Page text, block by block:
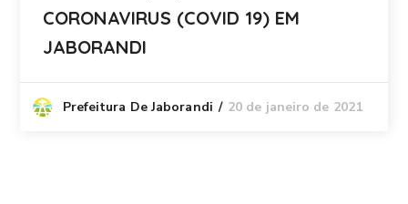
CORONAVIRUS (COVID 19) EM
JABORANDI
Prefeitura De Jaborandi 20 de janeiro de 2021